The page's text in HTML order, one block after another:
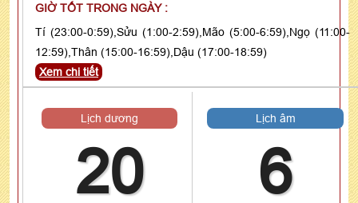
GIỜ TỐT TRONG NGÀY :
Tí (23:00-0:59),Sửu (1:00-2:59),Mão (5:00-6:59),Ngọ (11:00-
12:59),Thân (15:00-16:59),Dậu (17:00-18:59)
Xem chi tiết
Lịch dương
20
Lịch âm
6